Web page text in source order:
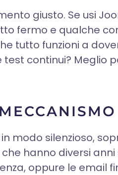
giusto. Se usi
fermo e qualche
tutto funzioni a
continui? Meglio
modo silenzioso,
hanno diversi anni
oppure le email